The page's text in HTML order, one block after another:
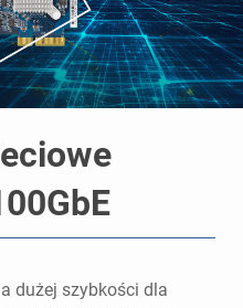
dużej szybkości dla